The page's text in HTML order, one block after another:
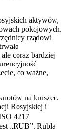
aktywów,
pokojowych,
rządowi
coraz bardziej
co ważne,
na kruszec.
Rosyjskiej i
4217
„RUB”. Rubla